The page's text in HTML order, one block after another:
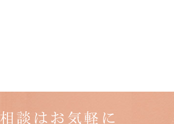
談はお気軽に